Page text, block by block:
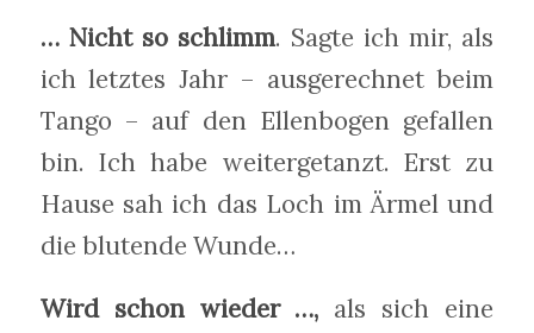
… Nicht so schlimm. Sagte ich mir, als
ich letztes Jahr – ausgerechnet beim
Tango – auf den Ellenbogen gefallen
bin. Ich habe weitergetanzt. Erst zu
Hause sah ich das Loch im Ärmel und
die blutende Wunde…
Wird schon wieder …, als sich eine